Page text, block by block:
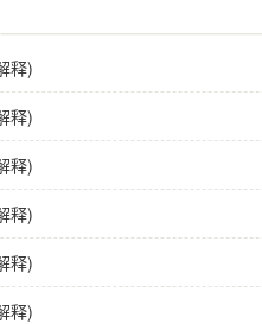
释)
释)
释)
释)
释)
释)